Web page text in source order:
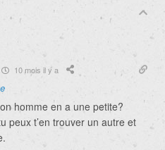
10 mois il y a
homme en a une petite?
peux t’en trouver un autre et